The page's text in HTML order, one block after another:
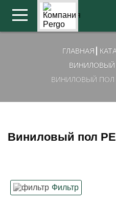
ГЛАВНАЯ
ВИНИЛОВЫЙ
ВИНИЛОВЫЙ ПОЛ
Виниловый пол
Фильтр